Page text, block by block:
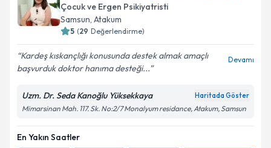
Çocuk ve Ergen Psikiyatristi
Samsun, Atakum
5 (29 Değerlendirme)
Kardeş kıskançlığı konusunda destek almak amaçlı
başvurduk doktor hanıma desteği...
Devamı
Uzm. Dr. Seda Kanoğlu Yüksekkaya Haritada Göster
Mimarsinan Mah. 117. Sk. No:2/7 Monalyum residance, Atakum, Samsun
En Yakın Saatler